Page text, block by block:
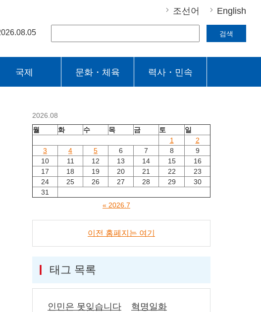
조선어 English
검색
국제 문화・체육 력사・민속
2026.08
월
화 수 목 금 토
일
1
2
3
4 5 6 7 8
9
10
11 12 13 14 15
16
17
18 19 20 21 22
23
24
25 26 27 28 29
30
31
« 2026.7
이전 홈페지는 여기
태그 목록
인민은 못잊습니다
혁명일화